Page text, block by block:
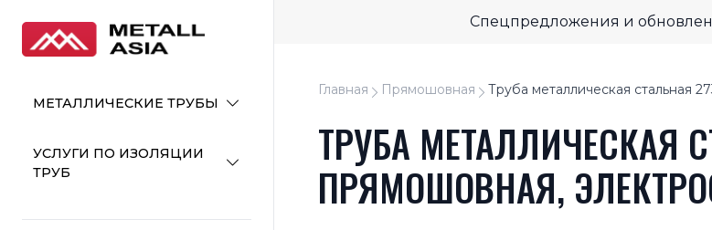
МЕТАЛЛИЧЕСКИЕ ТРУБЫ
УСЛУГИ ПО ИЗОЛЯЦИИ
ТРУБ
Спецпредложения и
Главная Прямошовная Труба металлическая стальная
ТРУБА МЕТАЛЛИЧЕСКАЯ
ПРЯМОШОВНАЯ,